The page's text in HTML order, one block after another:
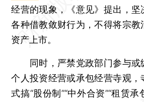
经营的现象，《意见》提出，坚
各种借教敛财行为，不得将宗教
资产上市。
同时，严禁党政部门参与或
个人投资经营或承包经营寺观，
式搞“股份制”“中外合资”“租赁承